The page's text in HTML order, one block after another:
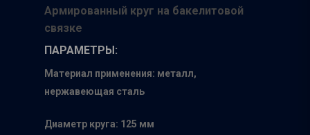
Армированный круг на бакелитовой
связке
ПАРАМЕТРЫ:
Материал применения: металл,
нержавеющая сталь
Диаметр круга: 125 мм